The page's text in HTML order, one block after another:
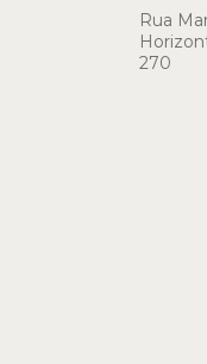
Rua
270